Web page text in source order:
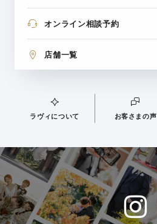
オンライン相談予約
店舗一覧
ラヴィについて お客さまの声